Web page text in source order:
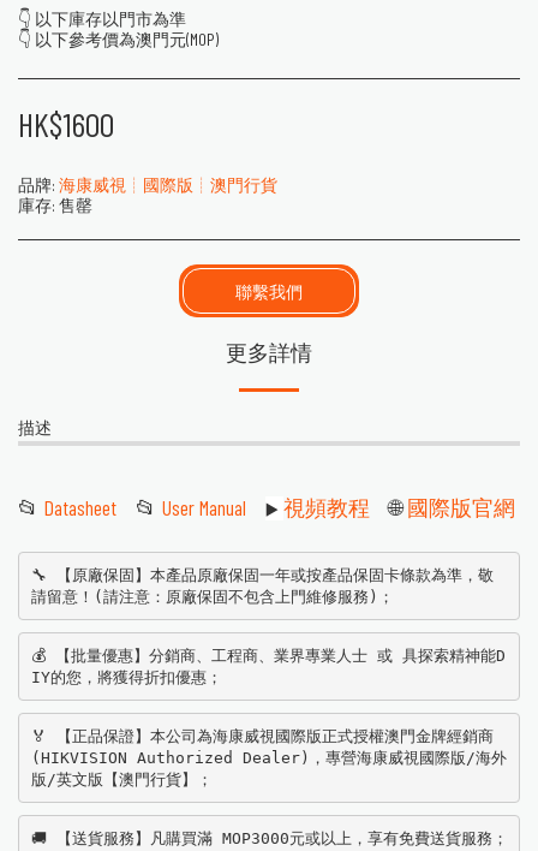
👇 以下庫存以門市為準
👇 以下參考價為澳門元(MOP)
HK$1600
品牌: 海康威視┊國際版┊澳門行貨
庫存: 售罄
聯繫我們
更多詳情
描述
📂 Datasheet 📂 User Manual ▶️ 視頻教程 🌐國際版官網
🔧 【原廠保固】本產品原廠保固一年或按產品保固卡條款為準，敬
請留意！(請注意：原廠保固不包含上門維修服務)；
💰 【批量優惠】分銷商、工程商、業界專業人士 或 具探索精神能D
IY的您，將獲得折扣優惠；
🏅 【正品保證】本公司為海康威視國際版正式授權澳門金牌經銷商
(HIKVISION Authorized Dealer)，專營海康威視國際版/海外
版/英文版【澳門行貨】；
🚚 【送貨服務】凡購買滿 MOP3000元或以上，享有免費送貨服務；